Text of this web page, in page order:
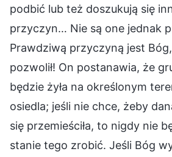
podbić lub też doszukują się
przyczyn… Nie są one jednak
Prawdziwą przyczyną jest
pozwolił! On postanawia, że
będzie żyła na określonym
osiedla; jeśli nie chce, żeby
się przemieściła, to nigdy nie
stanie tego zrobić. Jeśli Bóg